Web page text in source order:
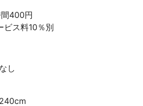
400円
ビス料10％別
し